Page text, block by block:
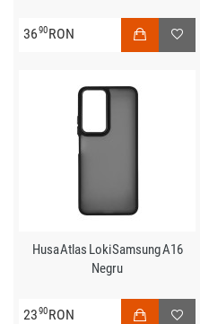
3690RON
Husa Atlas Loki Samsung A16
Negru
2390RON